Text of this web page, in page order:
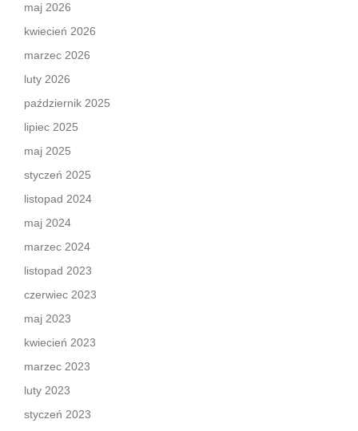
maj 2026
kwiecień 2026
marzec 2026
luty 2026
październik 2025
lipiec 2025
maj 2025
styczeń 2025
listopad 2024
maj 2024
marzec 2024
listopad 2023
czerwiec 2023
maj 2023
kwiecień 2023
marzec 2023
luty 2023
styczeń 2023